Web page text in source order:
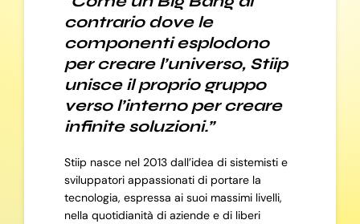
contrario dove le
componenti esplodono
per creare l’universo, Stiip
unisce il proprio gruppo
verso l’interno per creare
infinite soluzioni.”
Stiip nasce nel 2013 dall’idea di sistemisti e
sviluppatori appassionati di portare la
tecnologia, espressa ai suoi massimi livelli,
nella quotidianità di aziende e di liberi